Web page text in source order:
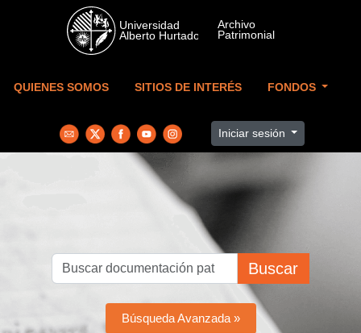
Skip to main content
QUIENES SOMOS SITIOS DE INTERÉS FONDOS
Iniciar sesión
Buscar
Búsqueda Avanzada »